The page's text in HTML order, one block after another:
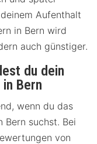
Aufenthalt
in Bern wird
auch günstiger.
du dein
Bern
wenn du das
Bern suchst. Bei
von